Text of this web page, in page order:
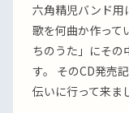
六角精児バンド用
歌を何曲か作って
ちのうた」にその
す。 そのCD発売
伝いに行って来ま